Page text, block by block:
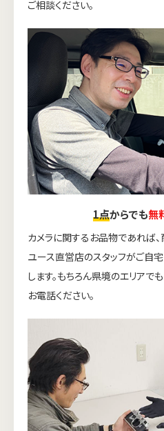
ご相談ください。
1点からでも無
カメラに関するお品物であれば
ユース直営店のスタッフがご自
します。もちろん県境のエリアで
お電話ください。